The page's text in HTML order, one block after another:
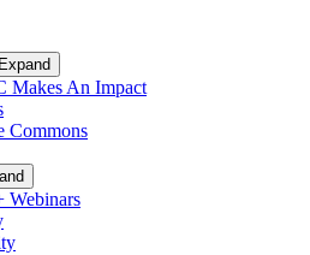
Expand
Makes An Impact
Commons
Webinars